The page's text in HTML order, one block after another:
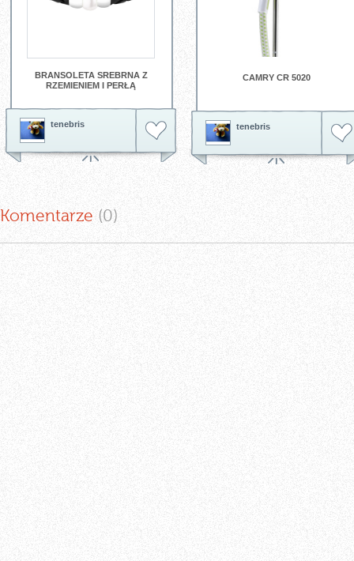
BRANSOLETA SREBRNA Z
RZEMIENIEM I PERŁĄ
tenebris
CAMRY CR 5020
tenebris
Komentarze (0)